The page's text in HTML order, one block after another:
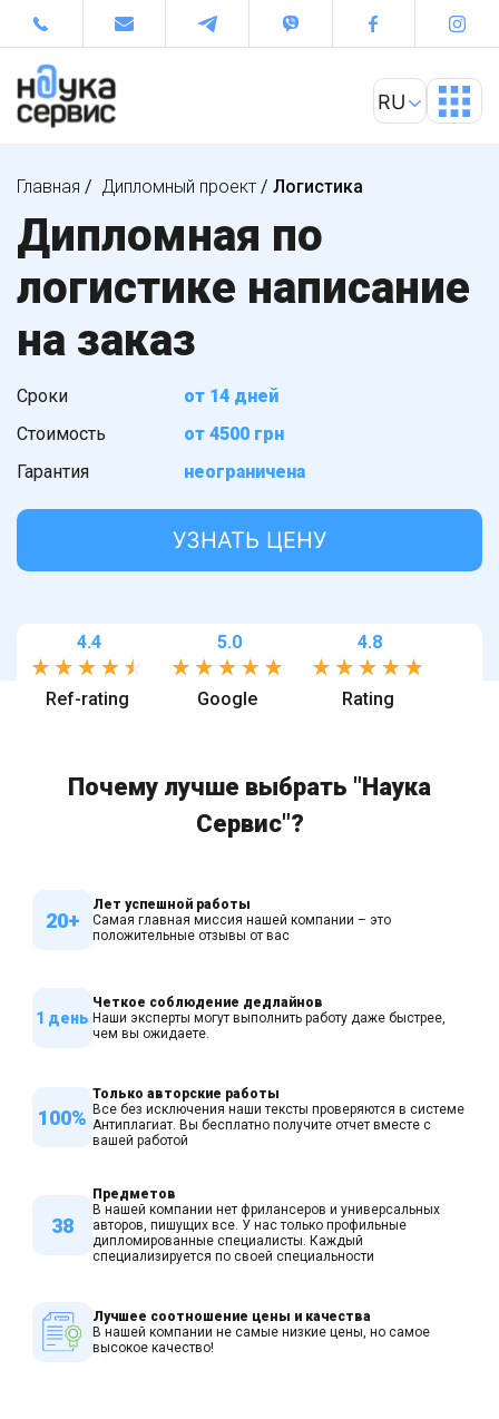
Главная / Дипломный проект / Логистика
Дипломная по
логистике написание
на заказ
Сроки
от 14 дней
Стоимость
от 4500 грн
Гарантия
неограничена
УЗНАТЬ ЦЕНУ
Ref-rating
4.4
Google
5.0
Rating
4.8
Почему лучше выбрать "Наука
Сервис"?
20+
Лет успешной работы
Самая главная миссия нашей компании – это
положительные отзывы от вас
1 день
Четкое соблюдение дедлайнов
Наши эксперты могут выполнить работу даже быстрее,
чем вы ожидаете.
100%
Только авторские работы
Все без исключения наши тексты проверяются в системе
Антиплагиат. Вы бесплатно получите отчет вместе с
вашей работой
38
Предметов
В нашей компании нет фрилансеров и универсальных
авторов, пишущих все. У нас только профильные
дипломированные специалисты. Каждый
специализируется по своей специальности
Лучшее соотношение цены и качества
В нашей компании не самые низкие цены, но самое
высокое качество!